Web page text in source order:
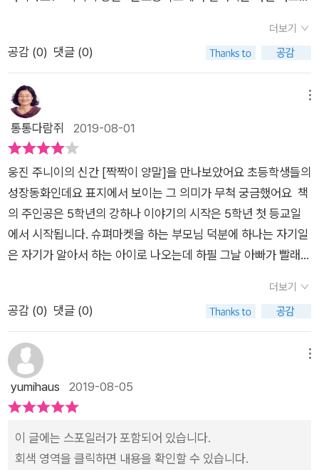
리 없다. 그래서였을까 장난으로 시작한 베개 놀이에서 하나는 유
리를 제대로 한방 먹이기에 이른다. 친구들과의 사이가 점점 나빠
져 만 가는 하나는 단짝이었던 승주와 다시 함께 할 수 있을까. 내
며 읽었다. 딸은 친구들이 많다. 하지만 하나처럼 승주 바라기는
아니다. 언젠가 넌 단짝이 없냐고 물어보니 친구 이름을 줄줄이
비엔나처럼 읊어댄다. 아직 단짝의 개념을 모르는 건지 아님 정말
죽이 맞는 친구가 없는 건지 모르겠지만 아직은 그게 다행스러워
보인다. 우정은 소유하는 게 아니다. 연인 사이처럼 둘만의 관계
도 아니다. 유리는 승주와 하나 사이에 끼어든 것처럼 보였지만
승주의 말대로 유리의 상황을 조금 이해하려 했다면 하나가 그렇
게 마음을 다치지 않아도 되었을지 모른다. 일방적인 따돌림이 있
는 상황도 아니었으니 말이다. “ 너는 자세가 틀렸어. 좋아하는
지.”라는 정균의 말에 나의 가치관도 흔들렸다. 마지막에 아이들
사진과 그림을 걸어놓고 하나가 가졌던 생각들이나 승주가 유리
에 대한 생각을 털어놓자 자신이 잘못 바라본 게 무엇인지 생각해
보면서 단짝이나 우정에 대한 생각이 바로 잡힐 수 있을 것이다.
그래도 장기 자랑에서 유리의 의도를 파악하고 제대로 한방 먹이
는 장면은 속이 후련하기도 하였다. 그리고 정균이의 마음이 참으
로 따뜻하고 예쁘다. 하나처럼 씩씩하고 쿨한 친구도 단짝과의 관
계 때문에 상처를 받는데 소심한 아이들은 짝에 대한 의존도가 클
수밖에 없다. 위축되고 상처받은 마음이 부정적인 씨앗을 틔울 수
다. 하필 내 추리닝은 시커먼 색깔이었다. 늑대 털처럼. 방을 빠져
나왔다. 방에서는 순진무구한 토끼 네 마리가 무언가를 속닥거리
고 있었다. 들어 보나 마나 늑대 욕이겠지.무엇보다 참을 수 없는
건 그자리에 승주 토끼도 끼어 있다는 것이다.'왜 그렇게 카메라
를 보고 계세요?''음, 내가 꼭...카메라 렌즈 같아서.''네?얼굴이 동
그래서요?흐흐.''하하하. 그건 아니고. 음...나도 이 렌즈처럼 언제
다 봤다. 긁은 금 두 개가 나 있었다.
님은그런 하나를 지켜보며 다독여 주고 용기를 줘요.그런데 선생
님도 하나 못지 않게힘들어 보여요.왜 그러신 걸까요..선생님은
처음부터 맞지 않는 직업에힘든 분이었어요.선생님의 꿈은 따로
국 아이들을 떠나고 말아요.하나는 승주와 다시 단짝이 되지는 못
했지만슬퍼하기만 하고 있지 않고자신만의 길을 찾아 꿋꿋하게
버텨요.그리고 진정한 우정이 무엇인지..승주의 마음은 어떤건
지..많은 생각을 하고자신의 자리를 찾기 위해 노력합니다.우리
아이도 학교라는 사회에서여러가지 어려움을 헤쳐 나가야 할 텐
데요.하나처럼 꿋꿋하게 이겨나가길 바랍니다.누구나 한번쯤을
겪었을 아니 겪을 이야기를잘 풀어놓은 이 책아이들이 많이 읽으
면 좋을 것 같습니다.
있는 청소년 소설이에요.그리고 더 나아가 자신의 꿈이 무엇인지
진지하게 생각해볼 수 있도록 물음표를 던져주네요.주인공 강하
임선생님의좌충우돌 성장 이야기~<짝짝이 양말>을 살펴볼까
요?^^차례를 읽어보면하나의 마음 속을 들여다볼 수 있어요~^^
짝짝이 양말때문에 속상했던 마음,단짝 친구를 빼앗겨서 상실감
나의 모습을 볼 수 있답니다.초등학교 5학년 교실에 나타난 담임
선생님의 모습이 남다르죠.^^으레 학교 선생님이라하면 단정한
복장에 다소곳한 말투를 연상하겠지만,정나래 선생님은 그와 정
반대의 모습을 하고 있어요.성격도 유쾌발랄하고, 자유분방해서
교감선생님과 학부모들에게 불만을 사고 있어요.선생님의 다름
을 이해하지 못하고 있는 것이죠.주인공 하나는 요즘 단짝친구 승
주에게 서운한 감정을 느끼고 있어요.승주가 하나대신에 유리와
을 운영하시느라 바빠서하나는 짝짝이 양말을 신고 다니기 일쑤
예요.그런데 승주와 유리는 같은 부유한 아파트에 살며엄마끼리
도 친하게 지낸다고 하는데요.5학년이 되자, 승주는 하나보다는
유리와 더 친한 사이가 되고 있네요.저는 초3 딸을 두고 있어서고
학년 아이 엄마들과 이야기를 나눌 기회가 있었는데요.고학년정
도 되면 여자아이들 사이에서왕따 문제가 발생하는 경우가 있다
더보기
공감 (0) 댓글 (0)
통통다람쥐 2019-08-01
웅진 주니이의 신간 [짝짝이 양말]을 만나보았어요 초등학생들의
성장동화인데요 표지에서 보이는 그 의미가 무척 궁금했어요 책
의 주인공은 5학년의 강하나 이야기의 시작은 5학년 첫 등교일
에서 시작됩니다. 슈펴마켓을 하는 부모님 덕분에 하나는 자기일
은 자기가 알아서 하는 아이로 나오는데 하필 그날 아빠가 빨래를
시작이 그렇 듯이 바람잘날 없는 하나의 5학년 학교생활!! 설상가
상으로 담임선생님도 범상치 않는 분이고 패션 테러리스트로 표
지고 싶지만 승주 옆에서 틈을 주지 않는 유리 덕분에 일상에서
늘 심난하고 불안하게 학교 생활을 합니다 하지만 옆에는 정균이
가 개구지고 장난스럽게 표현되지만 은근히 하나에게 힘이 되어
는 우리 아이들의 일상을 들여다 보는 시간이 되었다. 학교라는
작은 사회 속에서 내 뜻 대로 안되는 많은 일들속에서 마음이 자
더보기
공감 (0) 댓글 (0)
yumihaus 2019-08-05
이 글에는 스포일러가 포함되어 있습니다.
회색 영역을 클릭하면 내용을 확인할 수 있습니다.